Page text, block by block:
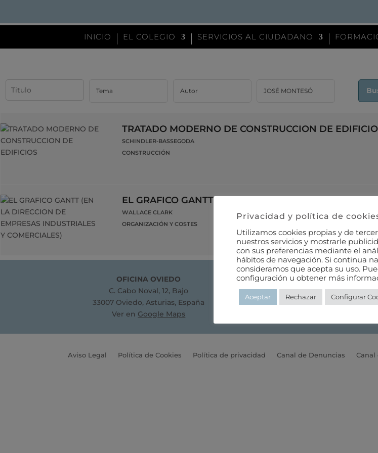
INICIO EL COLEGIO SERVICIOS AL CIUDADANO
TRATADO MODERNO DE CONSTRUCCION DE
SCHINDLER-BASSEGODA
CONSTRUCCIÓN
EL GRAFICO GANTT (EN LA DIRECCION DE EMPRESAS
WALLACE CLARK
ORGANIZACIÓN Y COSTES
OFICINA OVIEDO
C. Cabo Noval, 12, Bajo
33007 Oviedo, Asturias, España
Ver en Google Maps
Teléfono: 985 20 83
E-mail:
Horario de 8 a 15 de lunes
Aviso Legal Política de Cookies Política de privacidad Canal de Denuncias Canal
Privacidad y política de
Utilizamos cookies propias y de
nuestros servicios y mostrarle
con sus preferencias mediante el
hábitos de navegación. Si continua
consideramos que acepta su uso.
configuración u obtener más
Aceptar Rechazar Configurar